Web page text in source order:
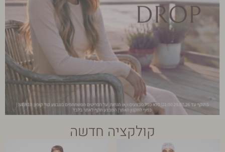
קולקציה חדשה